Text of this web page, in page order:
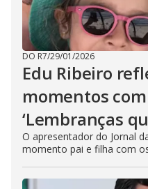
DO R7/29/01/2026
Edu Ribeiro
momentos
‘Lembranças
O apresentador do Jornal
momento pai e filha com